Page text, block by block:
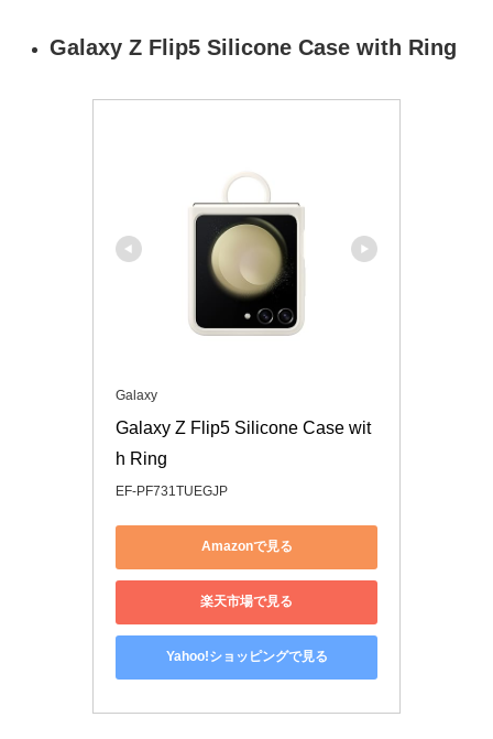
Galaxy Z Flip5 Silicone Case with Ring
Galaxy
Galaxy Z Flip5 Silicone Case wit
h Ring
EF-PF731TUEGJP
Amazonで見る
楽天市場で見る
Yahoo!ショッピングで見る